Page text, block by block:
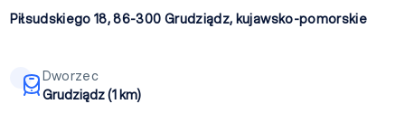
Piłsudskiego 18, 86-300 Grudziądz, kujawsko-pomorskie
Dworzec
Grudziądz (1 km)